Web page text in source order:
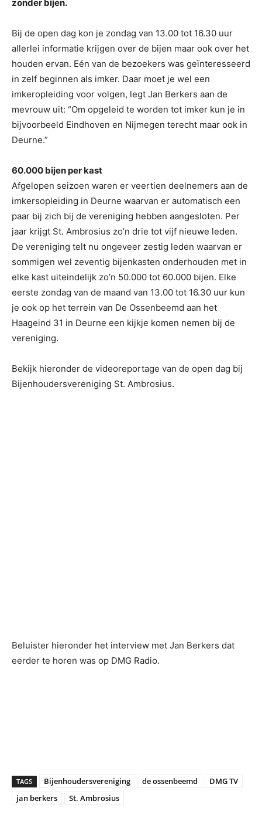
zonder bijen.
Bij de open dag kon je zondag van 13.00 tot 16.30 uur
allerlei informatie krijgen over de bijen maar ook over het
houden ervan. Eén van de bezoekers was geïnteresseerd
in zelf beginnen als imker. Daar moet je wel een
imkeropleiding voor volgen, legt Jan Berkers aan de
mevrouw uit: “Om opgeleid te worden tot imker kun je in
bijvoorbeeld Eindhoven en Nijmegen terecht maar ook in
Deurne.”
60.000 bijen per kast
Afgelopen seizoen waren er veertien deelnemers aan de
imkersopleiding in Deurne waarvan er automatisch een
paar bij zich bij de vereniging hebben aangesloten. Per
jaar krijgt St. Ambrosius zo’n drie tot vijf nieuwe leden.
De vereniging telt nu ongeveer zestig leden waarvan er
sommigen wel zeventig bijenkasten onderhouden met in
elke kast uiteindelijk zo’n 50.000 tot 60.000 bijen. Elke
eerste zondag van de maand van 13.00 tot 16.30 uur kun
je ook op het terrein van De Ossenbeemd aan het
Haageind 31 in Deurne een kijkje komen nemen bij de
vereniging.
Bekijk hieronder de videoreportage van de open dag bij
Bijenhoudersvereniging St. Ambrosius.
Beluister hieronder het interview met Jan Berkers dat
eerder te horen was op DMG Radio.
TAGS Bijenhoudersvereniging de ossenbeemd
DMG TV
jan berkers
St. Ambrosius